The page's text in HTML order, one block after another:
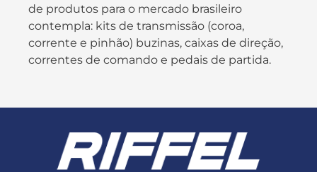
de produtos para o mercado brasileiro
contempla: kits de transmissão (coroa,
corrente e pinhão) buzinas, caixas de direção,
correntes de comando e pedais de partida.